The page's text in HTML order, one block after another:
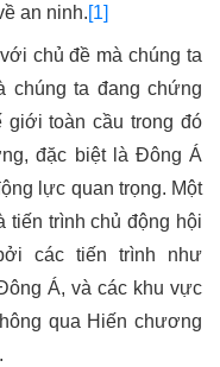
an ninh.[1]
chủ đề mà chúng ta
chúng ta đang chứng
giới toàn cầu trong đó
đặc biệt là Đông Á
lực quan trọng. Một
tiến trình chủ động hội
các tiến trình như
Á, và các khu vực
qua Hiến chương